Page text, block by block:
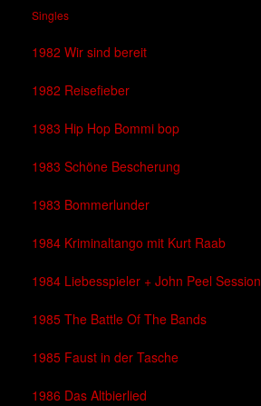
Singles
1982 Wir sind bereit
1982 Reisefieber
1983 Hip Hop Bommi bop
1983 Schöne Bescherung
1983 Bommerlunder
1984 Kriminaltango mit Kurt Raab
1984 Liebesspieler + John Peel Session
1985 The Battle Of The Bands
1985 Faust in der Tasche
1986 Das Altbierlied